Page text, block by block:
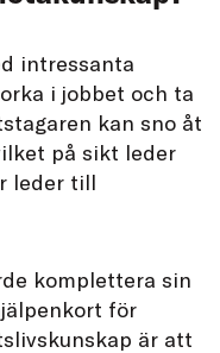
intressanta
i jobbet och ta
kan sno åt
på sikt leder
leder till
komplettera sin
för
är att